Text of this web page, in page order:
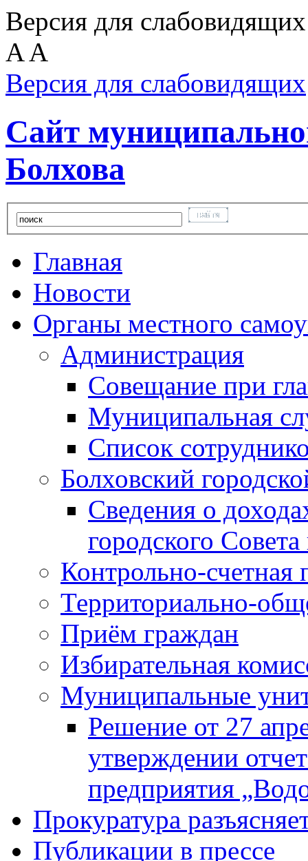
Версия для
A A
Версия для слабовидящих
Сайт
Болхова
Главная
Новости
Органы местного
Администрация
Совещание при
Муниципальная
Список
Болховский
Сведения о
городского
Контрольно-счетная
Территориально-
Приём граждан
Избирательная
Муниципальные
Решение от 27
утверждении
предприятия
Прокуратура
Публикации в прессе